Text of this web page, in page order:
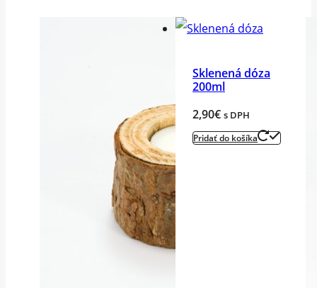
Sklenená dóza
200ml
2,90€ s DPH
Pridať do košíka